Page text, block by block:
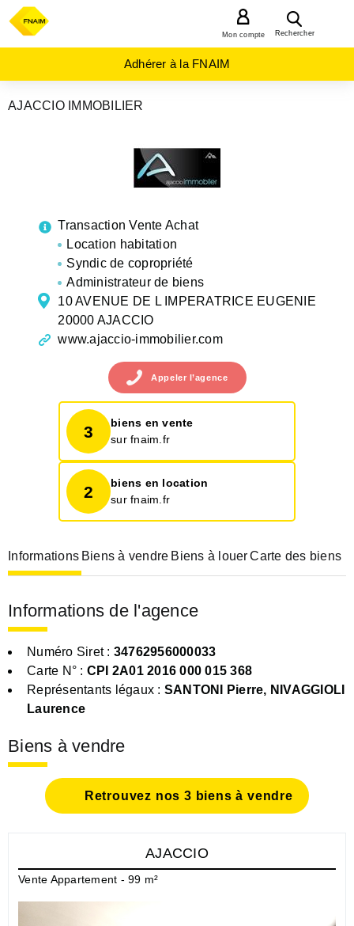
Rechercher
Mon compte
Adhérer à la FNAIM
AJACCIO IMMOBILIER
Transaction Vente Achat
Location habitation
Syndic de copropriété
Administrateur de biens
10 AVENUE DE L IMPERATRICE EUGENIE
20000 AJACCIO
www.ajaccio-immobilier.com
Appeler l’agence
3
biens en vente
sur fnaim.fr
2
biens en location
sur fnaim.fr
Informations Biens à vendre Biens à louer Carte des biens
Informations de l'agence
Numéro Siret : 34762956000033
Carte N° : CPI 2A01 2016 000 015 368
Représentants légaux : SANTONI Pierre, NIVAGGIOLI
Laurence
Biens à vendre
Retrouvez nos 3 biens à vendre
AJACCIO
Vente Appartement - 99 m²